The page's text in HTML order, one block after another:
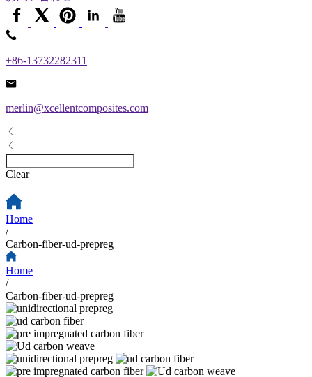
+86-13732282311
merlin@xcellentcomposites.com
Clear
Home
/
Carbon-fiber-ud-prepreg
Home
/
Carbon-fiber-ud-prepreg